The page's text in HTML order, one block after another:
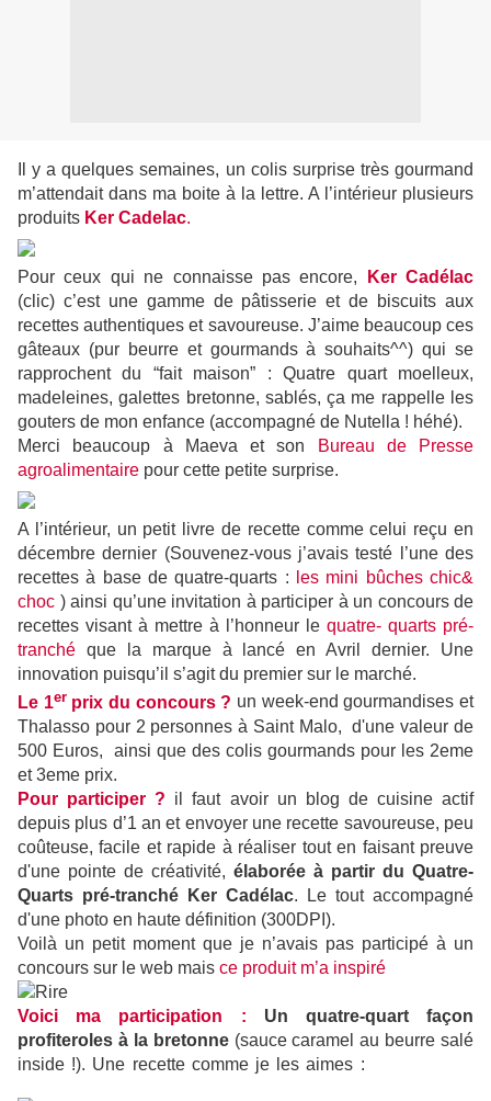
Il y a quelques semaines, un colis surprise très gourmand
m’attendait dans ma boite à la lettre. A l’intérieur plusieurs
produits Ker Cadelac.
Pour ceux qui ne connaisse pas encore,
Ker Cadélac
(clic) c’est une gamme de pâtisserie et de biscuits aux
recettes authentiques et savoureuse. J’aime beaucoup ces
gâteaux (pur beurre et gourmands à souhaits^^) qui se
rapprochent du “fait maison” : Quatre quart moelleux,
madeleines, galettes bretonne, sablés, ça me rappelle les
gouters de mon enfance (accompagné de Nutella ! héhé).
Merci beaucoup à Maeva et son
Bureau de Presse
agroalimentaire pour cette petite surprise.
A l’intérieur, un petit livre de recette comme celui reçu en
décembre dernier (Souvenez-vous j’avais testé l’une des
recettes à base de quatre-quarts :
les mini bûches chic&
choc ) ainsi qu’une invitation à participer à un concours de
recettes visant à mettre à l’honneur le quatre- quarts pré-
tranché que la marque à lancé en Avril dernier. Une
innovation puisqu’il s’agit du premier sur le marché.
Le 1erprix du concours ? un week-end gourmandises et
Thalasso pour 2 personnes à Saint Malo, d'une valeur de
500 Euros, ainsi que des colis gourmands pour les 2eme
et 3eme prix.
Pour participer ? il faut avoir un blog de cuisine actif
depuis plus d’1 an et envoyer une recette savoureuse, peu
coûteuse, facile et rapide à réaliser tout en faisant preuve
d'une pointe de créativité, élaborée à partir du Quatre-
Quarts pré-tranché Ker Cadélac. Le tout accompagné
d'une photo en haute définition (300DPI).
Voilà un petit moment que je n’avais pas participé à un
concours sur le web mais ce produit m’a inspiré
Voici ma participation :
Un quatre-quart façon
profiteroles à la bretonne(sauce caramel au beurre salé
inside !). Une recette comme je les aimes :